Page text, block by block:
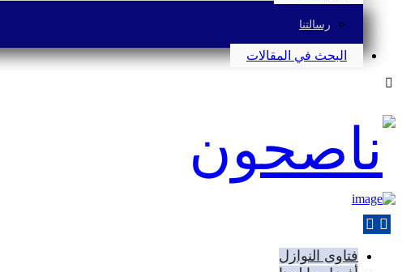
رسالتنا
البحث في المقالات
فتاوى النوازل